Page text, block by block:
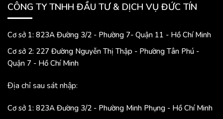
CÔNG TY TNHH ĐẦU TƯ & DỊCH VỤ ĐỨC TÍN
Cơ sở 1: 823A Đường 3/2 - Phường 7- Quận 11 - Hồ Chí Minh
Cơ sở 2: 227 Đường Nguyễn Thị Thập - Phường Tân Phú -
Quận 7 - Hồ Chí Minh
Địa chỉ sau sát nhập:
Cơ sở 1: 823A Đường 3/2 - Phường Minh Phụng - Hồ Chí Minh